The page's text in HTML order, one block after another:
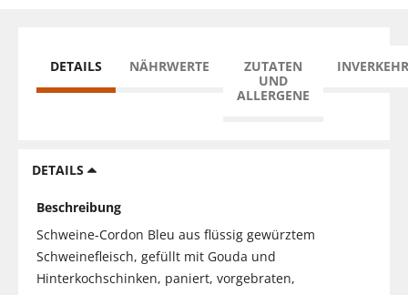
DETAILS NÄHRWERTE
ZUTATEN
UND
ALLERGENE
DETAILS
Beschreibung
Schweine-Cordon Bleu aus flüssig gewürztem
Schweinefleisch, gefüllt mit Gouda und
Hinterkochschinken, paniert, vorgebraten,